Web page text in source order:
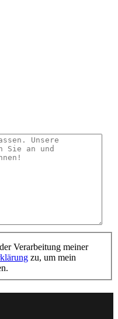
Verarbeitung meiner
zu, um mein